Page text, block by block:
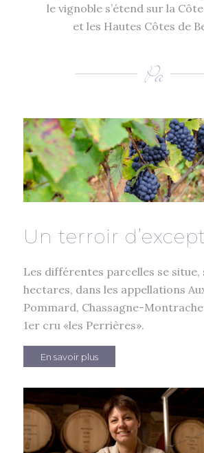
le vignoble s’étend sur la
et les Hautes Côtes de
Un terroir
Les différentes parcelles se situe,
hectares, dans les appellations
Pommard, Chassagne-
1er cru «les Perrières».
En savoir plus